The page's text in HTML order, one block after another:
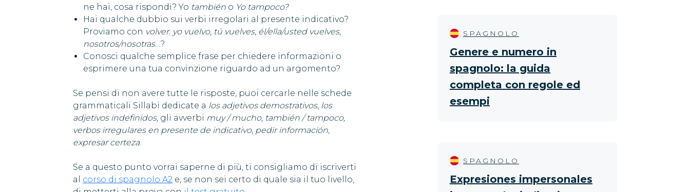
ne hai, cosa rispondi? Yo también o Yo tampoco?
Hai qualche dubbio sui verbi irregolari al presente indicativo?
Proviamo con volver: yo vuelvo, tú vuelves, él/ella/usted vuelves,
nosotros/nosotras…?
Conosci qualche semplice frase per chiedere informazioni o
esprimere una tua convinzione riguardo ad un argomento?
Se pensi di non avere tutte le risposte, puoi cercarle nelle schede
grammaticali Sillabi dedicate a los adjetivos demostrativos, los
adjetivos indefinidos, gli avverbi muy / mucho, también / tampoco,
verbos irregulares en presente de indicativo, pedir información,
expresar certeza.
Se a questo punto vorrai saperne di più, ti consigliamo di iscriverti
al corso di spagnolo A2 e, se non sei certo di quale sia il tuo livello,
SPAGNOLO
Genere e numero in
spagnolo: la guida
completa con regole ed
esempi
SPAGNOLO
Expresiones impersonales